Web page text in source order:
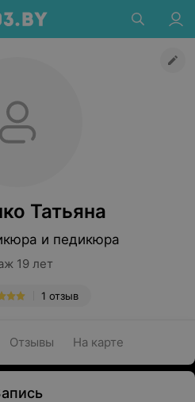
Татьяна
и педикюра
19 лет
1 отзыв
Отзывы На карте